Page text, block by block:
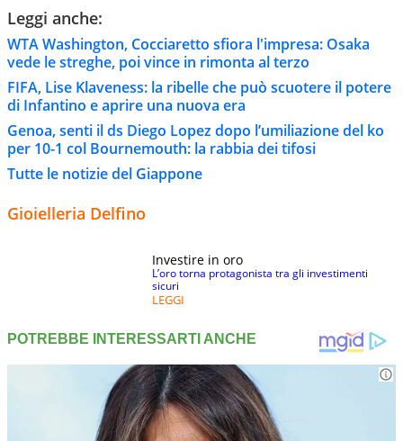
Leggi anche:
WTA Washington, Cocciaretto sfiora l'impresa: Osaka
vede le streghe, poi vince in rimonta al terzo
FIFA, Lise Klaveness: la ribelle che può scuotere il potere
di Infantino e aprire una nuova era
Genoa, senti il ds Diego Lopez dopo l’umiliazione del ko
per 10-1 col Bournemouth: la rabbia dei tifosi
Tutte le notizie del Giappone
Gioielleria Delfino
Investire in oro
L’oro torna protagonista tra gli investimenti
sicuri
LEGGI